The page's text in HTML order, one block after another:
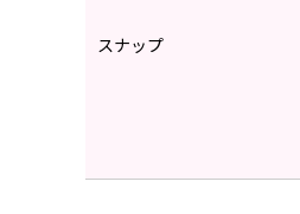
スナップ